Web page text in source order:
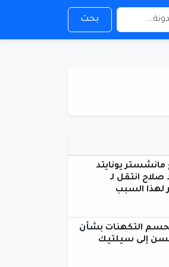
بحث
يونايتد
انتقل لـ
لهذا السبب
يحسم التكهنات بشأن
إلى سيلتيك